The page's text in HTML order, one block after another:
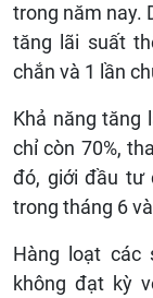
trong năm nay.
tăng lãi suất
chắn và 1 lần
Khả năng tăng
chỉ còn 70%,
đó, giới đầu tư
trong tháng 6
Hàng loạt các
không đạt kỳ